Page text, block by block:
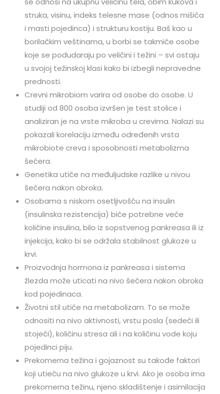
struka, visinu, indeks telesne mase (odnos mišića
i masti pojedinca) i strukturu kostiju. Baš kao u
borilačkim veštinama, u borbi se takmiče osobe
koje se podudaraju po veličini i težini – svi ostaju
u svojoj težinskoj klasi kako bi izbegli nepravedne
prednosti.
Crevni mikrobiom varira od osobe do osobe. U
studiji od 800 osoba izvršen je test stolice i
analiziran je na vrste mikroba u crevima. Nalazi su
pokazali korelaciju između određenih vrsta
mikrobiote creva i sposobnosti metabolizma
šećera.
Genetika utiče na međuljudske razlike u nivou
šećera nakon obroka.
Osobama s niskom osetljivošću na insulin
(insulinska rezistencija) biće potrebne veće
količine insulina, bilo iz sopstvenog pankreasa ili iz
injekcija, kako bi se održala stabilnost glukoze u
krvi.
Proizvodnja hormona iz pankreasa i sistema
žlezda može uticati na nivo šećera nakon obroka
kod pojedinaca.
Životni stil utiče na metabolizam. To se može
odnositi na ​​nivo aktivnosti, vrstu posla (sedeći ili
stojeći), količinu stresa ali i na količinu vode koju
pojedinci piju.
Prekomerna težina i gojaznost su takođe faktori
koji utieču na nivo glukoze u krvi. Ako je osoba ima
prekomerna težinu, njeno skladištenje i asimilacija